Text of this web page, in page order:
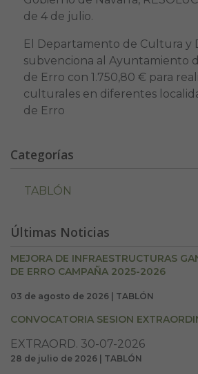
de 4 de julio.
El Departamento de Cultura y
subvenciona al Ayuntamiento
de Erro con 1.750,80 € para
culturales en diferentes
de Erro
Categorías
TABLÓN
Últimas Noticias
MEJORA DE INFRAESTRUCTURAS
DE ERRO CAMPAÑA 2025-2026
03 de agosto de 2026 | TABLÓN
CONVOCATORIA SESION
EXTRAORD. 30-07-2026
28 de julio de 2026 | TABLÓN